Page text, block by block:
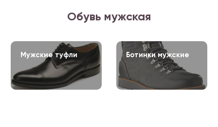
Обувь мужская
Мужские туфли Ботинки мужские